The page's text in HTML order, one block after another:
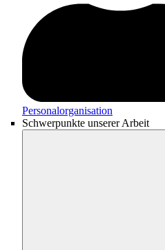
Personalorganisation
Schwerpunkte unserer Arbeit